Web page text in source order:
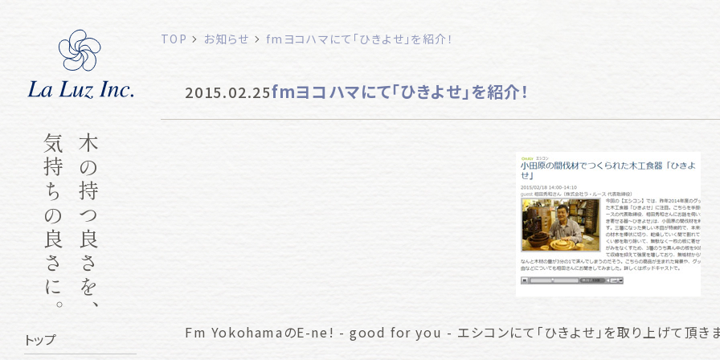
木の持つ良さを、
気持ちの良さに。
トップ
TOP お知らせ fmヨコハマにて「ひきよせ」を紹介！
2015.02.25fmヨコハマにて「ひきよせ」を紹介！
Fm YokohamaのE-ne! - good for you - エシコンにて「ひきよせ」を取り上げて頂き